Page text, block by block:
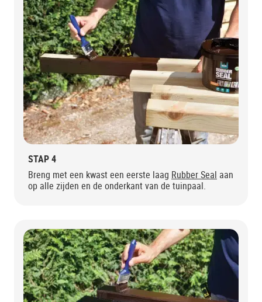
STAP 4
Breng met een kwast een eerste laag Rubber Seal aan
op alle zijden en de onderkant van de tuinpaal.